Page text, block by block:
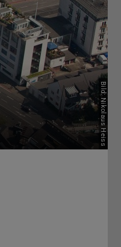
Bild: Nikolaus Heiss